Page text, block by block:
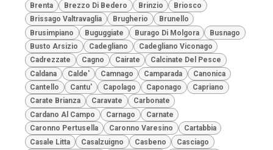
Brenta
Brezzo Di Bedero Brinzio
Briosco
Brissago Valtravaglia
Brugherio
Brunello
Brusimpiano
Buguggiate Burago Di Molgora
Busnago
Busto Arsizio
Cadegliano
Cadegliano Viconago
Cadrezzate
Cagno Cairate
Calcinate Del Pesce
Caldana
Calde' Camnago Camparada
Canonica
Cantello
Cantu' Capolago Caponago
Capriano
Carate Brianza
Caravate
Carbonate
Cardano Al Campo
Carnago
Carnate
Caronno Pertusella
Caronno Varesino
Cartabbia
Casale Litta
Casalzuigno Casbeno
Casciago